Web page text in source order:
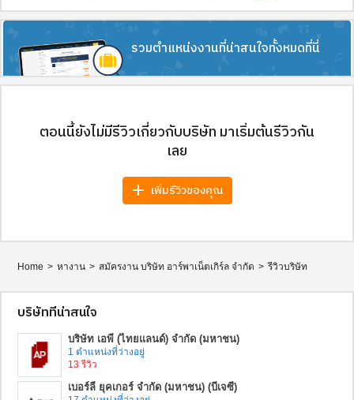
รวมตำแหน่งงานที่น่าสนใจทั้งหมดที่นี่
ตอนนี้ยังไม่มีรีวิวเกี่ยวกับบริษัท มาเริ่มต้นรีวิวกัน
เลย
add เพิ่มรีวิวของคุณ
Home > หางาน > สมัครงาน บริษัท อาร์พาเน็ตเกิร์ล จำกัด > รีวิวบริษัท
บริษัทที่น่าสนใจ
บริษัท เอพี (ไทยแลนด์) จำกัด (มหาชน)
1 ตำแหน่งที่ว่างอยู่
13 รีวิว
เบอร์ลี่ ยุคเกอร์ จำกัด (มหาชน) (บีเจซี)